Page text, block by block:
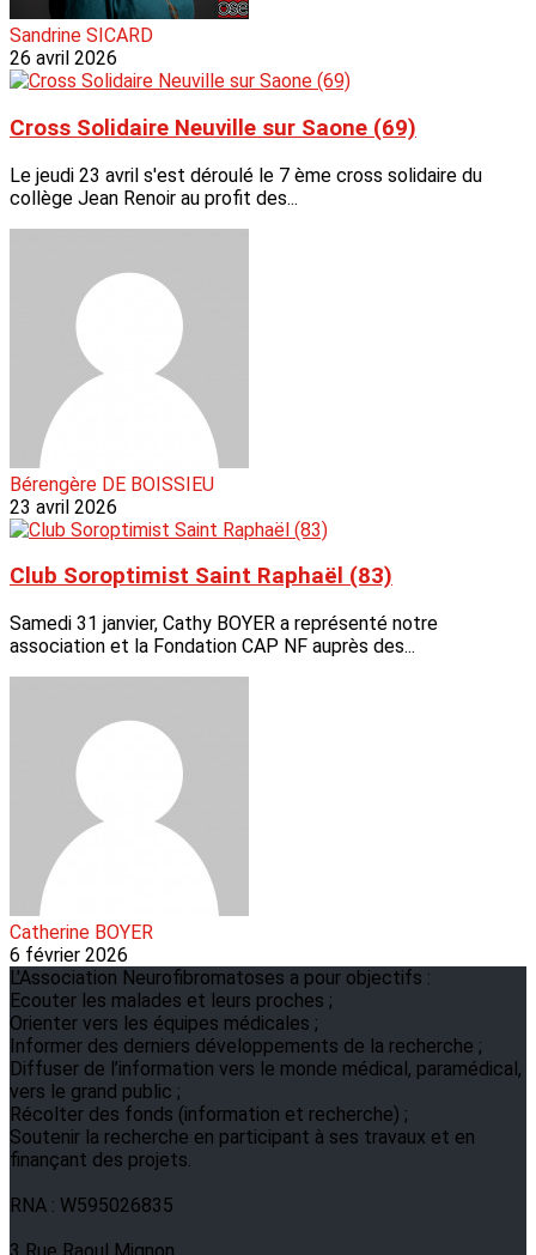
Sandrine SICARD
26 avril 2026
Cross Solidaire Neuville sur Saone (69)
Le jeudi 23 avril s'est déroulé le 7 ème cross solidaire du
collège Jean Renoir au profit des...
Bérengère DE BOISSIEU
23 avril 2026
Club Soroptimist Saint Raphaël (83)
Samedi 31 janvier, Cathy BOYER a représenté notre
association et la Fondation CAP NF auprès des...
Catherine BOYER
6 février 2026
L'Association Neurofibromatoses a pour objectifs :
Ecouter les malades et leurs proches ;
Orienter vers les équipes médicales ;
Informer des derniers développements de la recherche ;
Diffuser de l’information vers le monde médical, paramédical,
vers le grand public ;
Récolter des fonds (information et recherche) ;
Soutenir la recherche en participant à ses travaux et en
finançant des projets.
RNA : W595026835